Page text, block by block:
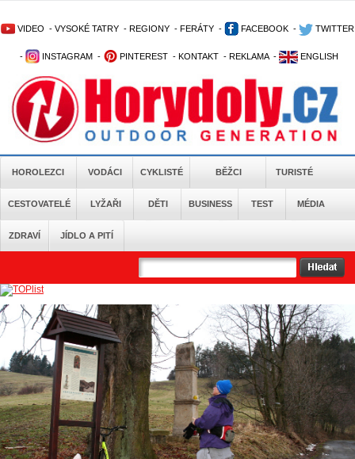
VIDEO - VYSOKÉ TATRY - REGIONY - FERÁTY - FACEBOOK - TWITTER
- INSTAGRAM - PINTEREST - KONTAKT - REKLAMA - ENGLISH
HOROLEZCI VODÁCI CYKLISTÉ BĚŽCI TURISTÉ
CESTOVATELÉ LYŽAŘI DĚTI BUSINESS TEST MÉDIA
ZDRAVÍ JÍDLO A PITÍ